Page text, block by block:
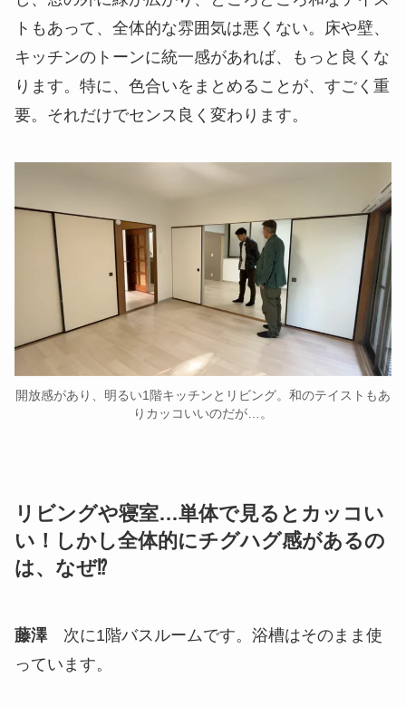
トもあって、全体的な雰囲気は悪くない。床や壁、
キッチンのトーンに統一感があれば、もっと良くな
ります。特に、色合いをまとめることが、すごく重
要。それだけでセンス良く変わります。
開放感があり、明るい1階キッチンとリビング。和のテイストもあ
りカッコいいのだが…。
リビングや寝室…単体で見るとカッコい
い！しかし全体的にチグハグ感があるの
は、なぜ⁉
藤澤 次に1階バスルームです。浴槽はそのまま使
っています。